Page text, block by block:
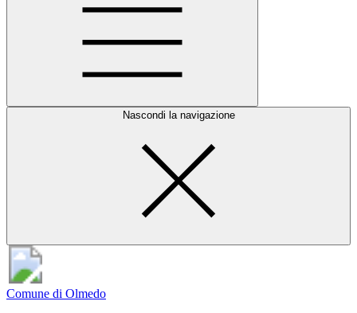
Nascondi la navigazione
Comune di Olmedo